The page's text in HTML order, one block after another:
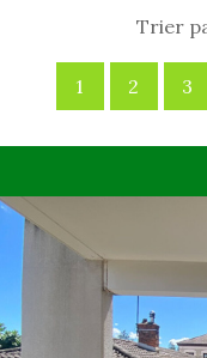
Trier
1 2 3